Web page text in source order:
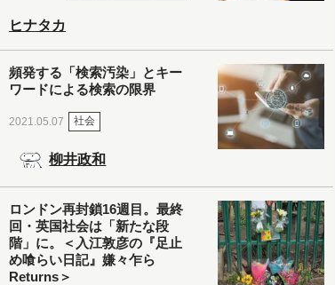
ヒナタカ
頻発する「検索汚染」とキー
ワードによる検索の限界
2021.05.07 社会
柳井政和
ロンドン再封鎖16週目。最終
回・英国社会は「新たな段
階」に。＜入江敦彦の『足止
め喰らい日記』嫌々乍ら
Returns＞